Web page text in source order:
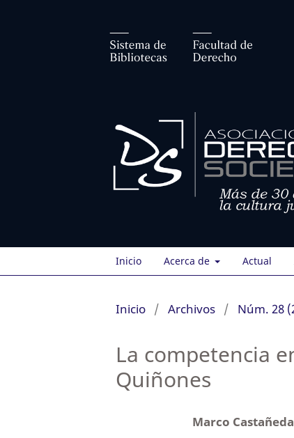
Inicio Acerca de Actual
Inicio / Archivos / Núm. 28
La competencia
Quiñones
Marco